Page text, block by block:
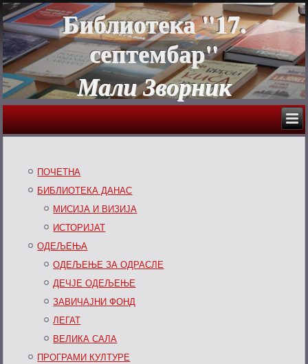
Библиотека "17.
септембар"
Мали Зворник
ПОЧЕТНА
БИБЛИОТЕКА ДАНАС
МИСИЈА И ВИЗИЈА
ИСТОРИЈАТ
ОДЕЉЕЊА
ОДЕЉЕЊЕ ЗА ОДРАСЛЕ
ДЕЧЈЕ ОДЕЉЕЊЕ
ЗАВИЧАЈНИ ФОНД
ЛЕГАТ
ВЕЛИКА САЛА
ПРОГРАМИ КУЛТУРЕ